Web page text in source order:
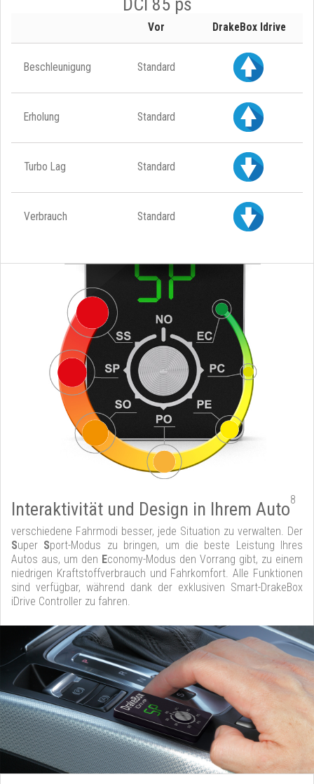
Vor DrakeBox Idrive
Beschleunigung Standard
Erholung Standard
Turbo Lag Standard
Verbrauch Standard
Interaktivität und Design in Ihrem Auto8
verschiedene Fahrmodi besser, jede Situation zu verwalten. Der
Super Sport-Modus zu bringen, um die beste Leistung Ihres
Autos aus, um den Economy-Modus den Vorrang gibt, zu einem
niedrigen Kraftstoffverbrauch und Fahrkomfort. Alle Funktionen
sind verfügbar, während dank der exklusiven Smart-DrakeBox
iDrive Controller zu fahren.